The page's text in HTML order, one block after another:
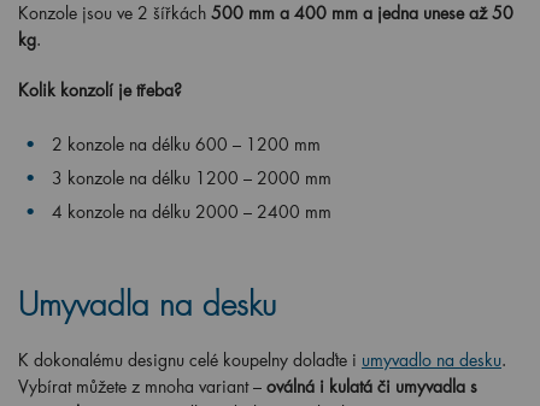
Konzole jsou ve 2 šířkách 500 mm a 400 mm a jedna unese až 50
kg.
Kolik konzolí je třeba?
2 konzole na délku 600 – 1200 mm
3 konzole na délku 1200 – 2000 mm
4 konzole na délku 2000 – 2400 mm
Umyvadla na desku
K dokonalému designu celé koupelny dolaďte i umyvadlo na desku.
Vybírat můžete z mnoha variant – oválná i kulatá či umyvadla s